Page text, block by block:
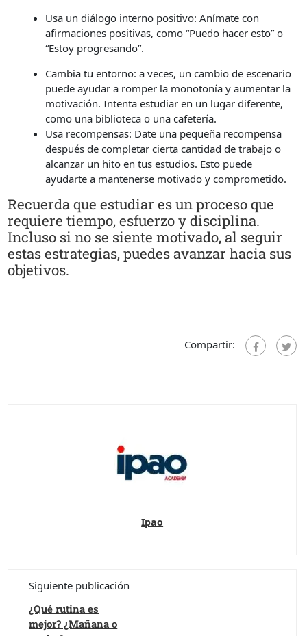
Usa un diálogo interno positivo: Anímate con
afirmaciones positivas, como “Puedo hacer esto” o
“Estoy progresando”.
Cambia tu entorno: a veces, un cambio de escenario
puede ayudar a romper la monotonía y aumentar la
motivación. Intenta estudiar en un lugar diferente,
como una biblioteca o una cafetería.
Usa recompensas: Date una pequeña recompensa
después de completar cierta cantidad de trabajo o
alcanzar un hito en tus estudios. Esto puede
ayudarte a mantenerse motivado y comprometido.
Recuerda que estudiar es un proceso que
requiere tiempo, esfuerzo y disciplina.
Incluso si no se siente motivado, al seguir
estas estrategias, puedes avanzar hacia sus
objetivos.
Compartir:
Ipao
Siguiente publicación
¿Qué rutina es
mejor? ¿Mañana o